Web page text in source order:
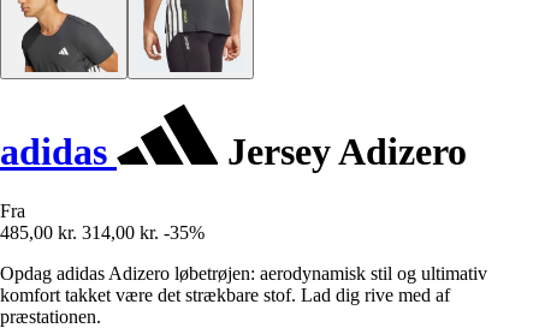
adidas Jersey Adizero
Fra
485,00 kr. 314,00 kr. -35%
Opdag adidas Adizero løbetrøjen: aerodynamisk stil og ultimativ
komfort takket være det strækbare stof. Lad dig rive med af
præstationen.